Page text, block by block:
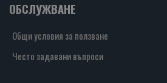
ОБСЛУЖВАНЕ
Общи условия за ползване
Често задавани въпроси